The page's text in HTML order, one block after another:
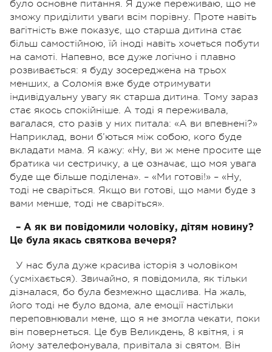
було основне питання. Я дуже переживаю, що не
зможу приділити уваги всім порівну. Проте навіть
вагітність вже показує, що старша дитина стає
більш самостійною, їй іноді навіть хочеться побути
на самоті. Напевно, все дуже логічно і плавно
розвивається: я буду зосереджена на трьох
менших, а Соломія вже буде отримувати
індивідуальну увагу як старша дитина. Тому зараз
стає якось спокійніше. А тоді я переживала,
вагалася, сто разів у них питала: «А ви впевнені?»
Наприклад, вони б’ються між собою, кого буде
вкладати мама. Я кажу: «Ну, ви ж мене просите ще
братика чи сестричку, а це означає, що моя увага
буде ще більше поділена». – «Ми готові!» – «Ну,
тоді не сваріться. Якщо ви готові, що мами буде з
вами менше, тоді не сваріться».
– А як ви повідомили чоловіку, дітям новину?
Це була якась святкова вечеря?
У нас була дуже красива історія з чоловіком
(усміхається). Звичайно, я повідомила, як тільки
дізналася, бо була безмежно щаслива. На жаль,
його тоді не було вдома, але емоції настільки
переповнювали мене, що я не змогла чекати, поки
він повернеться. Це був Великдень, 8 квітня, і я
йому зателефонувала, привітала зі святом. Він